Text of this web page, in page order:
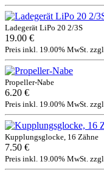
Ladegerät LiPo 20 2/3S
19.00 €
Preis inkl. 19.00% MwSt. zzgl.
Propeller-Nabe
6.20 €
Preis inkl. 19.00% MwSt. zzgl.
Kupplungsglocke, 16 Zähne
7.50 €
Preis inkl. 19.00% MwSt. zzgl.